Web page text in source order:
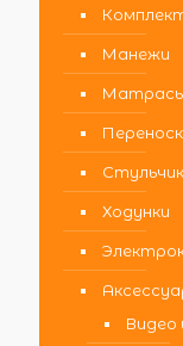
Манежи
Ходунки
Видео